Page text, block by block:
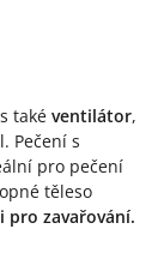
také ventilátor,
Pečení s
pro pečení
těleso
pro zavařování.